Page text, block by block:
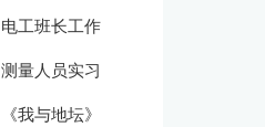
篇(全文共
10864字)
人计划 优选
15篇
电工班长工作
总结（精选7
篇）
测量人员实习
报告新版多篇
《我与地坛》